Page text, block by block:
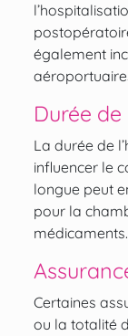
également
Durée de
La durée de
influencer le
longue peut
pour la
médicaments.
Certaines
ou la totalité